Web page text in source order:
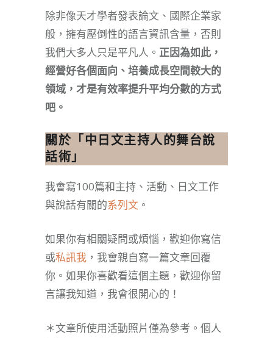
除非像天才學者發表論文、國際企業家
般，擁有壓倒性的語言資訊含量，否則
我們大多人只是平凡人。 正因為如此，
經營好各個面向、培養成長空間較大的
領域，才是有效率提升平均分數的方式
吧。
關於「 中日文主持人的舞台說
話術 」
我會寫100篇和主持、活動、日文工作
與說話有關的系列文 。
如果你有相關疑問或煩惱，歡迎你寫信
或私訊我 ，我會親自寫一篇文章回覆
你。如果你喜歡看這個主題，歡迎你留
言讓我知道，我會很開心的！
＊文章所使用活動照片僅為參考。個人